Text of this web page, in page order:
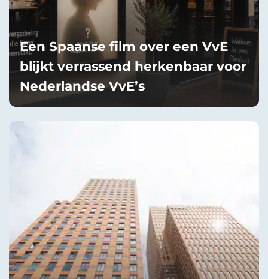
Een Spaanse film over een VvE
blijkt verrassend herkenbaar voor
Nederlandse VvE’s